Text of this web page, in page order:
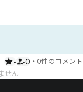
- 0 ・ 0件のコメント
せん